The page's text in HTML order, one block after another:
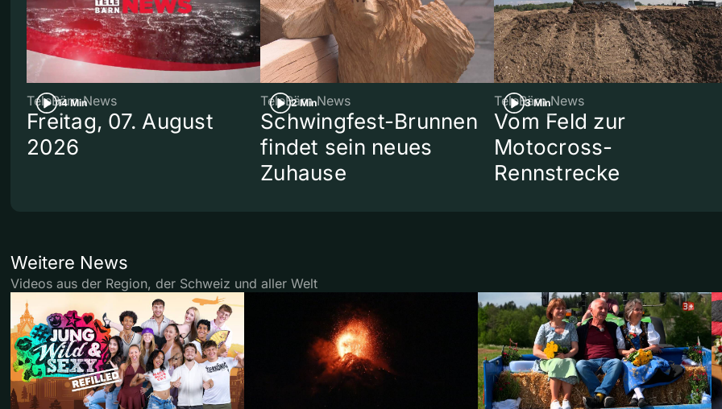
14 Min
TeleBärn News
Freitag, 07. August
2026
2 Min
TeleBärn News
Schwingfest-Brunnen
findet sein neues
Zuhause
3 Min
TeleBärn News
Vom Feld zur
Motocross-
Rennstrecke
Weitere News
Videos aus der Region, der Schweiz und aller Welt